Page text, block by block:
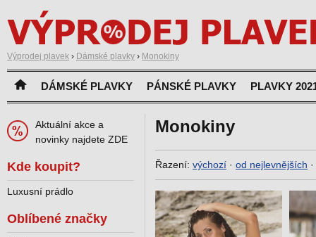
Výprodej plavek › Dámské plavky › Monokiny
DÁMSKÉ PLAVKY PÁNSKÉ PLAVKY PLAVKY
Monokiny
Řazení: výchozí · od nejlevnějších ·
Aktuální akce a
novinky najdete ZDE
Kde koupit?
Luxusní prádlo
Oblíbené značky